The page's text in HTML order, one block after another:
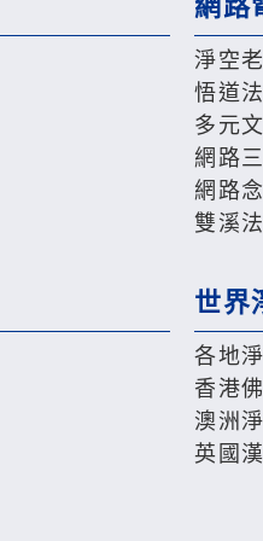
網路
淨空
悟道
多元
網路
網路
雙溪
世界
各地
香港
澳洲
英國